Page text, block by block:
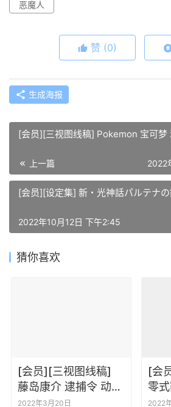
恶魔人
赞 (0)
生成海报
[会员][三视图线稿] Pokemon 宝可梦
上一篇 2022
[会员][设定集] 新・光神話パルテナ
2022年10月12日 下午2:45
猜你喜欢
[会员][三视图线稿]
藤岛康介 逮捕令 动画
设定设定集
2022年3月20日
[会
零
2022